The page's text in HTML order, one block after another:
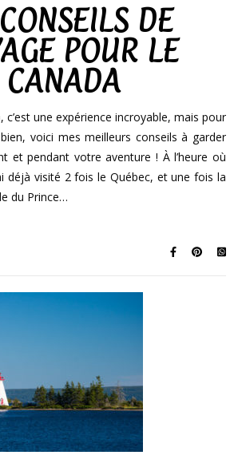
DE
POUR LE
CANADA
voici mes meilleurs conseils à garder
et pendant votre aventure ! À l’heure où
déjà visité 2 fois le Québec, et une fois la
du Prince…